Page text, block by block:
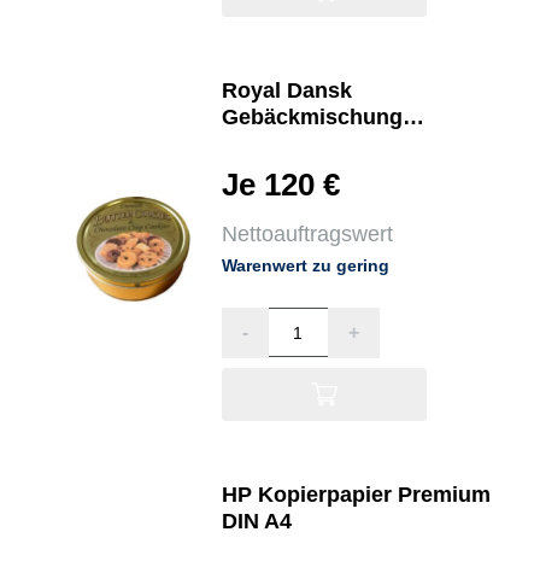
Royal Dansk
Gebäckmischung
Je 120 €
Nettoauftragswert
Warenwert zu gering
- +
HP Kopierpapier Premium
DIN A4